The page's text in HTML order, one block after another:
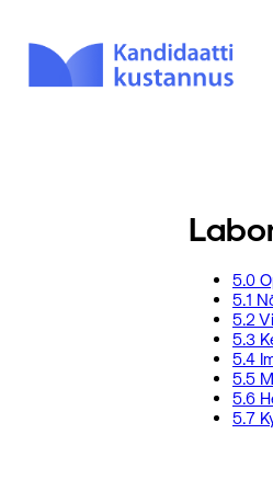
5.0
5.1
5.2
5.3
5.4
5.5
5.6
5.7